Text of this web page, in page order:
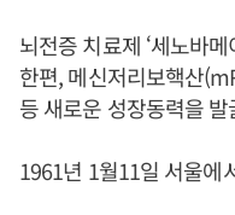
뇌전증 치료제 ‘세노바
한편, 메신저리보핵산
등 새로운 성장동력을
1961년 1월11일 서울에